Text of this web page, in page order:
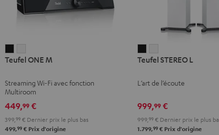
ONE
Noir
ONE
Blanc
Teufel ONE M
Streaming Wi-Fi avec fonction
Multiroom
449,99 €
399, 99 € Dernier prix le plus bas
499,99 € Prix d'origine
STEREO
Noir
STEREO
Blanc
Teufel STEREO L
L’art de l’écoute
999,99€
999, 99€Dernier prix le plus
1.799,99€Prix d'origine